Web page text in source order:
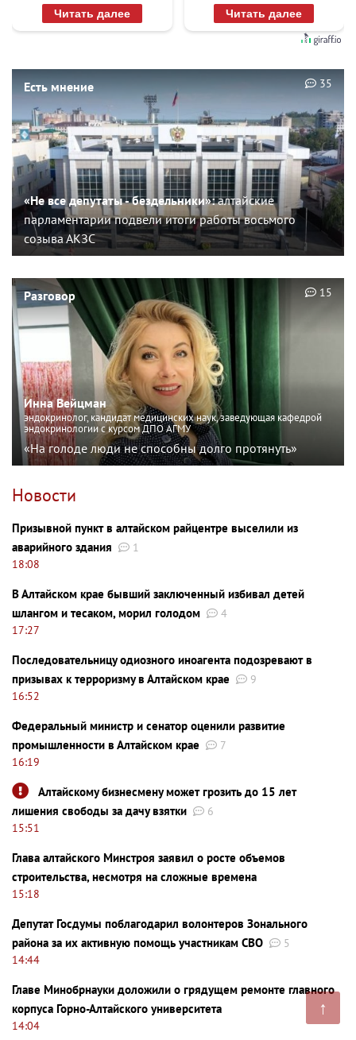
Читать далее Читать далее
↑
Есть мнение
«Не все депутаты - бездельники»:алтайские
парламентарии подвели итоги работы восьмого
созыва АКЗС
35
Разговор
Инна Вейцман
эндокринолог, кандидат медицинских наук, заведующая кафедрой
эндокринологии с курсом ДПО АГМУ
«На голоде люди не способны долго протянуть»
15
Новости
Призывной пункт в алтайском райцентре выселили из
аварийного здания
1
18:08
В Алтайском крае бывший заключенный избивал детей
шлангом и тесаком, морил голодом
4
17:27
Последовательницу одиозного иноагента подозревают в
призывах к терроризму в Алтайском крае
9
16:52
Федеральный министр и сенатор оценили развитие
промышленности в Алтайском крае
7
16:19
Алтайскому бизнесмену может грозить до 15 лет
лишения свободы за дачу взятки
6
15:51
Глава алтайского Минстроя заявил о росте объемов
строительства, несмотря на сложные времена
15:18
Депутат Госдумы поблагодарил волонтеров Зонального
района за их активную помощь участникам СВО
5
14:44
Главе Минобрнауки доложили о грядущем ремонте главного
корпуса Горно-Алтайского университета
14:04